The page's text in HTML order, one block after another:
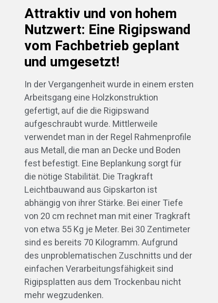
Attraktiv und von hohem
Nutzwert: Eine Rigipswand
vom Fachbetrieb geplant
und umgesetzt!
In der Vergangenheit wurde in einem ersten
Arbeitsgang eine Holzkonstruktion
gefertigt, auf die die Rigipswand
aufgeschraubt wurde. Mittlerweile
verwendet man in der Regel Rahmenprofile
aus Metall, die man an Decke und Boden
fest befestigt. Eine Beplankung sorgt für
die nötige Stabilität. Die Tragkraft
Leichtbauwand aus Gipskarton ist
abhängig von ihrer Stärke. Bei einer Tiefe
von 20 cm rechnet man mit einer Tragkraft
von etwa 55 Kg je Meter. Bei 30 Zentimeter
sind es bereits 70 Kilogramm. Aufgrund
des unproblematischen Zuschnitts und der
einfachen Verarbeitungsfähigkeit sind
Rigipsplatten aus dem Trockenbau nicht
mehr wegzudenken.